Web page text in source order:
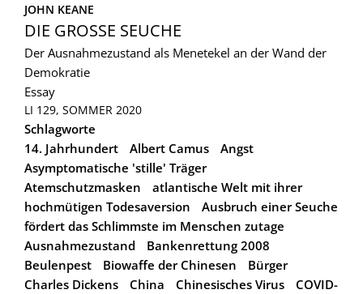
JOHN KEANE
DIE GROSSE SEUCHE
Der Ausnahmezustand als Menetekel an der Wand der
Demokratie
Essay
LI 129, SOMMER 2020
Schlagworte
14. Jahrhundert
Albert Camus
Angst
Asymptomatische 'stille' Träger
Atemschutzmasken
atlantische Welt mit ihrer
hochmütigen Todesaversion
Ausbruch einer Seuche
fördert das Schlimmste im Menschen zutage
Ausnahmezustand
Bankenrettung 2008
Beulenpest
Biowaffe der Chinesen
Bürger
Charles Dickens
China Chinesisches Virus
COVID-